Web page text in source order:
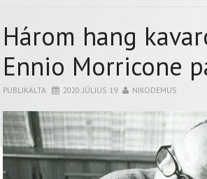
Három hang
Ennio Morricone
PUBLIKÁLTA 2020. JÚLIUS 19. NIKODEMUS